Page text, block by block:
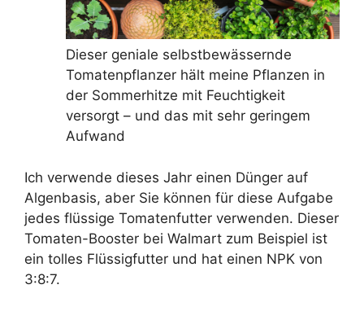
Dieser geniale selbstbewässernde
Tomatenpflanzer hält meine Pflanzen in
der Sommerhitze mit Feuchtigkeit
versorgt – und das mit sehr geringem
Aufwand
Ich verwende dieses Jahr einen Dünger auf
Algenbasis, aber Sie können für diese Aufgabe
jedes flüssige Tomatenfutter verwenden. Dieser
Tomaten-Booster bei Walmart zum Beispiel ist
ein tolles Flüssigfutter und hat einen NPK von
3:8:7.